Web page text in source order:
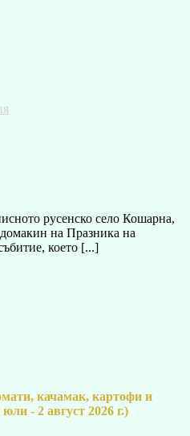
русенско село Кошарна,
на Празника на
което [...]
качамак, картофи и
- 2 август 2026 г.)